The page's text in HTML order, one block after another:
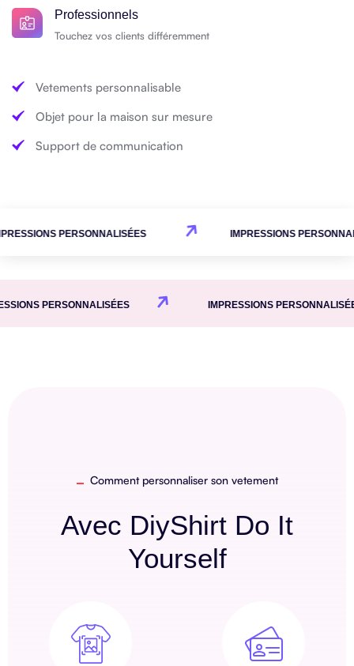
Professionnels
Touchez vos clients différemment
Vetements personnalisable
Objet pour la maison sur mesure
Support de communication
IMPRESSIONS
IMPRESSIONS PERSONNALISÉES
PERSONNALISÉES IMPRESSIONS PERSONNALISÉES
Comment personnaliser son vetement
Avec DiyShirt Do It
Yourself